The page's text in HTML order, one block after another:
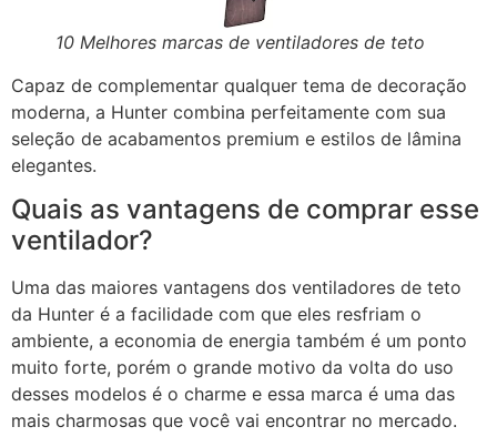
10 Melhores marcas de ventiladores de teto
Capaz de complementar qualquer tema de decoração
moderna, a Hunter combina perfeitamente com sua
seleção de acabamentos premium e estilos de lâmina
elegantes.
Quais as vantagens de comprar esse
ventilador?
Uma das maiores vantagens dos ventiladores de teto
da Hunter é a facilidade com que eles resfriam o
ambiente, a economia de energia também é um ponto
muito forte, porém o grande motivo da volta do uso
desses modelos é o charme e essa marca é uma das
mais charmosas que você vai encontrar no mercado.